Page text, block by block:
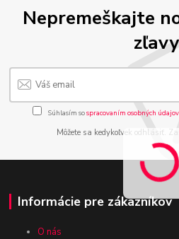
Nepremeškajte
Súhlasím sospracovaním osobných údajov
Môžete sa kedykoľvek odhlásiť.
Informácie pre zákazníkov
O nás